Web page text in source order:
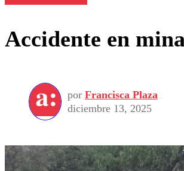
Accidente en
por Francisca Plaza
diciembre 13, 2025